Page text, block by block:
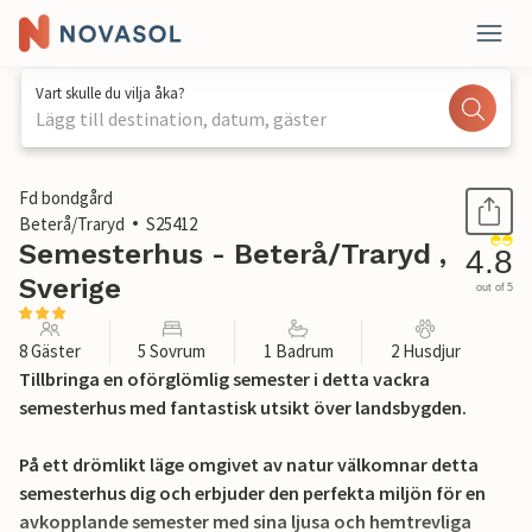
Vart skulle du vilja åka?
Lägg till destination, datum, gäster
1 / 19
Fd bondgård
Beterå/Traryd
S25412
Semesterhus - Beterå/Traryd ,
Sverige
4.8
out of 5
8 Gäster 5 Sovrum 1 Badrum 2 Husdjur
Tillbringa en oförglömlig semester i detta vackra
semesterhus med fantastisk utsikt över landsbygden.
På ett drömlikt läge omgivet av natur välkomnar detta
semesterhus dig och erbjuder den perfekta miljön för en
avkopplande semester med sina ljusa och hemtrevliga